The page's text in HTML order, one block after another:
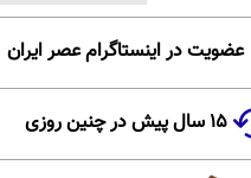
عضویت در اینستاگرام عصر ایران
۱۵ سال پیش در چنین روزی